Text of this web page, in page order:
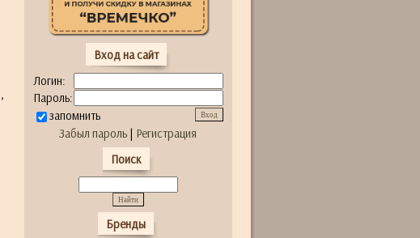
Вход на сайт
Логин:
Пароль:
запомнить
Забыл пароль | Регистрация
Поиск
Бренды